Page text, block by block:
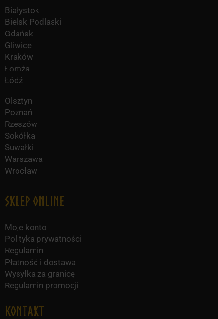
Białystok
Bielsk Podlaski
Gdańsk
Gliwice
Kraków
Łomża
Łódź
Olsztyn
Poznań
Rzeszów
Sokółka
Suwałki
Warszawa
Wrocław
Sklep online
Moje konto
Polityka prywatności
Regulamin
Płatność i dostawa
Wysyłka za granicę
Regulamin promocji
KONTAKT